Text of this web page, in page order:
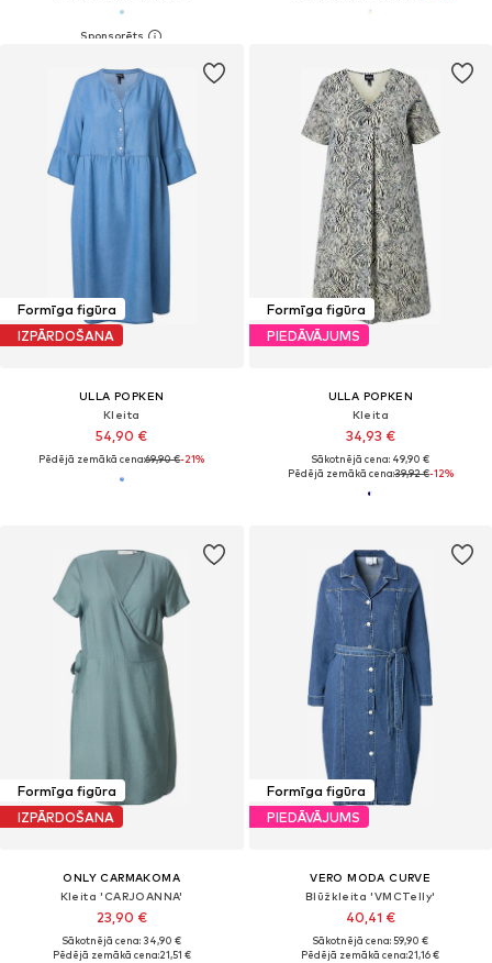
Formīga figūra
IZPĀRDOŠANA
ULLA POPKEN
Kleita
54,90 €
Pēdējā zemākā cena:69,90 €-21%
Formīga figūra
PIEDĀVĀJUMS
ULLA POPKEN
Kleita
34,93 €
Sākotnējā cena: 49,90 €
Pēdējā zemākā cena:39,92 €-12%
Formīga figūra
IZPĀRDOŠANA
ONLY CARMAKOMA
Kleita 'CARJOANNA'
23,90 €
Sākotnējā cena: 34,90 €
Pēdējā zemākā cena:21,51 €
Formīga figūra
PIEDĀVĀJUMS
VERO MODA CURVE
Blūžkleita 'VMCTelly'
40,41 €
Sākotnējā cena: 59,90 €
Pēdējā zemākā cena:21,16 €